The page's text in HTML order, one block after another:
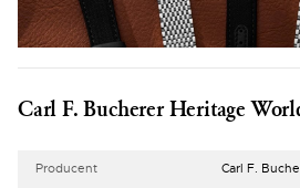
Carl F. Bucherer Heritage
Producent Carl F.